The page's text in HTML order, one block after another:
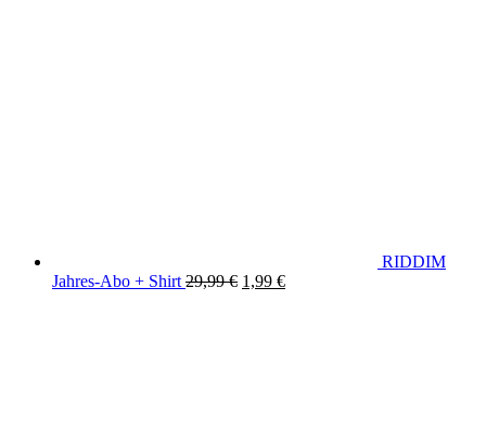
RIDDIM
Jahres-Abo + Shirt 29,99€ Original
1,99 €Current